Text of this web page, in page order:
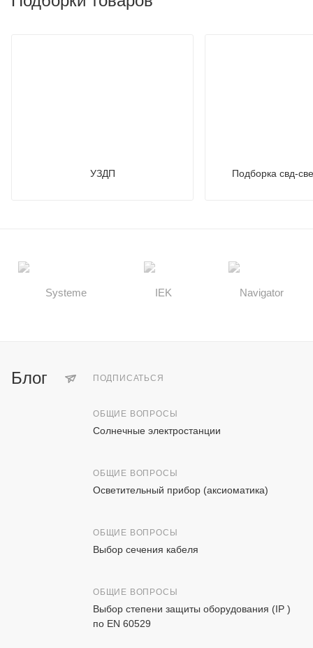
УЗДП Подборка свд-
Блог ПОДПИСАТЬСЯ
ОБЩИЕ ВОПРОСЫ
Солнечные электростанции
ОБЩИЕ ВОПРОСЫ
Осветительный прибор (аксиоматика)
ОБЩИЕ ВОПРОСЫ
Выбор сечения кабеля
ОБЩИЕ ВОПРОСЫ
Выбор степени защиты оборудования (IP )
по EN 60529